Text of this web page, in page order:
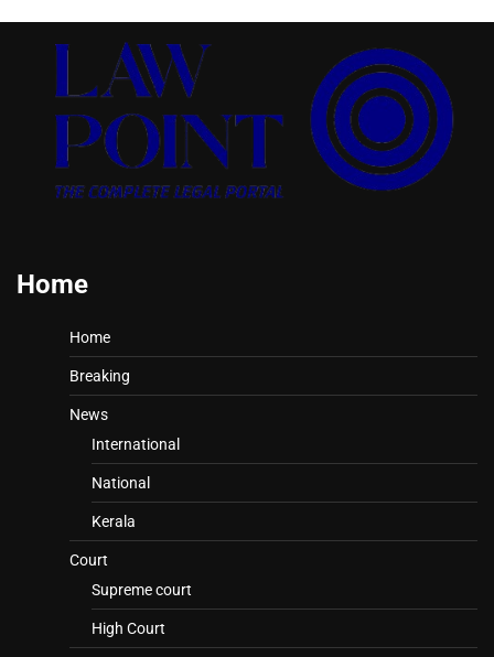
Home
Home
Breaking
News
International
National
Kerala
Court
Supreme court
High Court